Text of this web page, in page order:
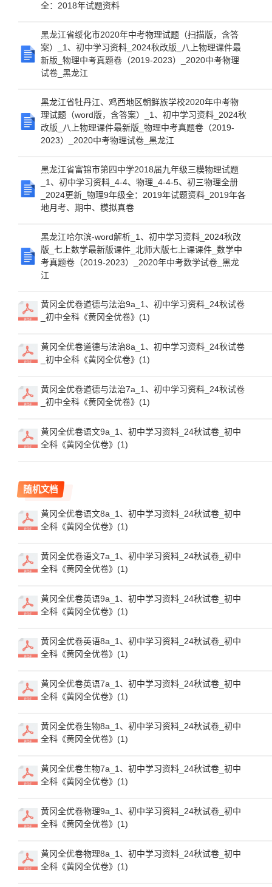
全：2018年试题资料
黑龙江省绥化市2020年中考物理试题（扫描版，含答
案）_1、初中学习资料_2024秋改版_八上物理课件最
新版_物理中考真题卷（2019-2023）_2020中考物理
试卷_黑龙江
黑龙江省牡丹江、鸡西地区朝鲜族学校2020年中考物
理试题（word版，含答案）_1、初中学习资料_2024秋
改版_八上物理课件最新版_物理中考真题卷（2019-
2023）_2020中考物理试卷_黑龙江
黑龙江省富锦市第四中学2018届九年级三模物理试题
_1、初中学习资料_4-4、物理_4-4-5、初三物理全册
_2024更新_物理9年级全：2019年试题资料_2019年各
地月考、期中、模拟真卷
黑龙江哈尔滨-word解析_1、初中学习资料_2024秋改
版_七上数学最新版课件_北师大版七上课课件_数学中
考真题卷（2019-2023）_2020年中考数学试卷_黑龙
江
黄冈全优卷道德与法治9a_1、初中学习资料_24秋试卷
_初中全科《黄冈全优卷》(1)
黄冈全优卷道德与法治8a_1、初中学习资料_24秋试卷
_初中全科《黄冈全优卷》(1)
黄冈全优卷道德与法治7a_1、初中学习资料_24秋试卷
_初中全科《黄冈全优卷》(1)
黄冈全优卷语文9a_1、初中学习资料_24秋试卷_初中
全科《黄冈全优卷》(1)
随机文档
黄冈全优卷语文8a_1、初中学习资料_24秋试卷_初中
全科《黄冈全优卷》(1)
黄冈全优卷语文7a_1、初中学习资料_24秋试卷_初中
全科《黄冈全优卷》(1)
黄冈全优卷英语9a_1、初中学习资料_24秋试卷_初中
全科《黄冈全优卷》(1)
黄冈全优卷英语8a_1、初中学习资料_24秋试卷_初中
全科《黄冈全优卷》(1)
黄冈全优卷英语7a_1、初中学习资料_24秋试卷_初中
全科《黄冈全优卷》(1)
黄冈全优卷生物8a_1、初中学习资料_24秋试卷_初中
全科《黄冈全优卷》(1)
黄冈全优卷生物7a_1、初中学习资料_24秋试卷_初中
全科《黄冈全优卷》(1)
黄冈全优卷物理9a_1、初中学习资料_24秋试卷_初中
全科《黄冈全优卷》(1)
黄冈全优卷物理8a_1、初中学习资料_24秋试卷_初中
全科《黄冈全优卷》(1)